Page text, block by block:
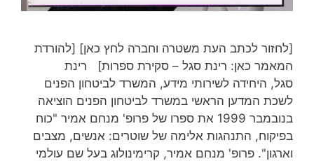
[לחזור לכתב העת משטרה וחברה לחץ כאן] [להורדת
המאמר כאן: רינת סגל – סקירת ספרות] רינת
סגל, היחידה לשירותי מידע, המשרד לביטחון הפנים
לשכת המדען הראשי במשרד לביטחון הפנים הוציאה
בנובמבר 1999 את ספרו של פרופ' מנחם אמיר "כוח
בפיקוח, התנהגות אלימה של שוטרים: אנשים, מצבים
וארגון". פרופ' מנחם אמיר, קרימינולוג בעל שם עולמי